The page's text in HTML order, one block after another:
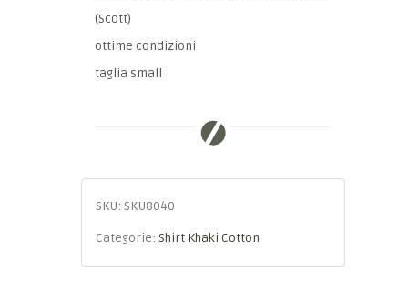
(Scott)
ottime condizioni
taglia small
SKU: SKU8040
Categorie: Shirt Khaki Cotton